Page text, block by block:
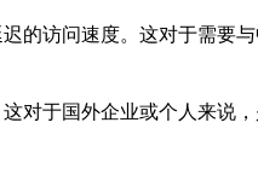
访问速度。这对于需要
对于国外企业或个人来说，